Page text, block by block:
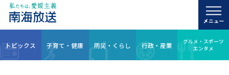
トピックス 子育て・健康 防災・くらし 行政・産業
グルメ・スポーツ
エンタメ